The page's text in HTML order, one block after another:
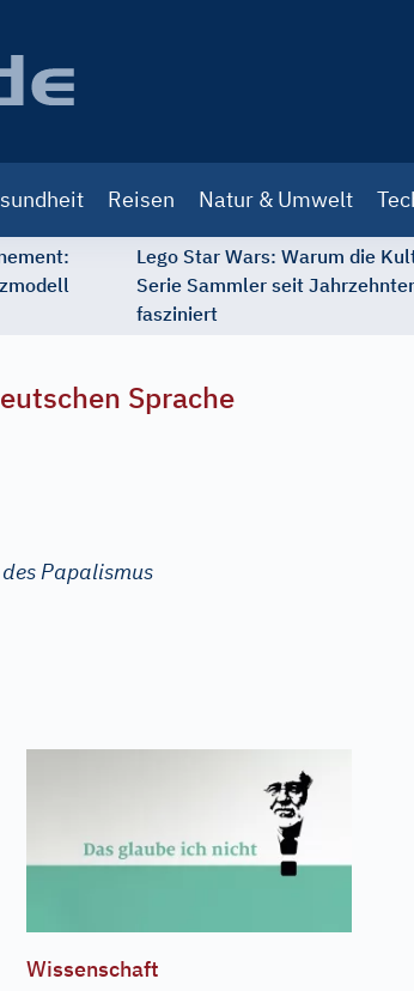
Reisen Natur & Umwelt
Lego Star Wars: Warum die
Serie Sammler seit
fasziniert
Sprache
Papalismus
Wissenschaft